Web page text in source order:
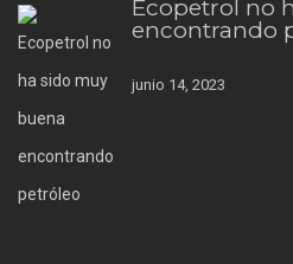
Ecopetrol no
encontrando
junio 14, 2023